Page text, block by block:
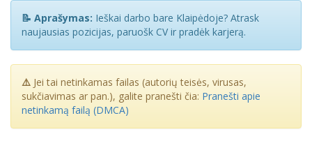
📝 Aprašymas: Ieškai darbo bare Klaipėdoje? Atrask
naujausias pozicijas, paruošk CV ir pradėk karjerą.
⚠️ Jei tai netinkamas failas (autorių teisės, virusas,
sukčiavimas ar pan.), galite pranešti čia: Pranešti apie
netinkamą failą (DMCA)